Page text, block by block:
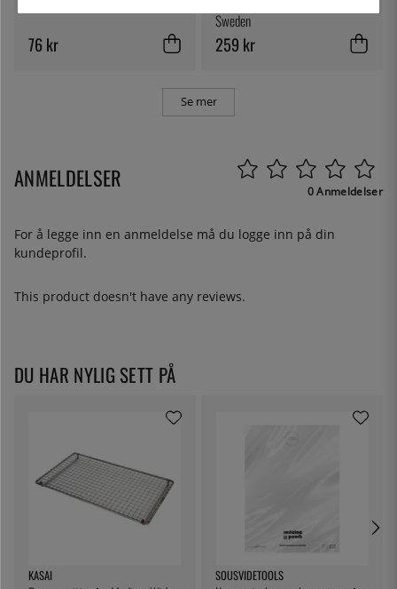
76 kr
Sweden
259 kr
Se mer
ANMELDELSER 0 Anmeldelser
For å legge inn en anmeldelse må du logge inn på din
kundeprofil.
This product doesn't have any reviews.
DU HAR NYLIG SETT PÅ
KASAI SOUSVIDETOOLS